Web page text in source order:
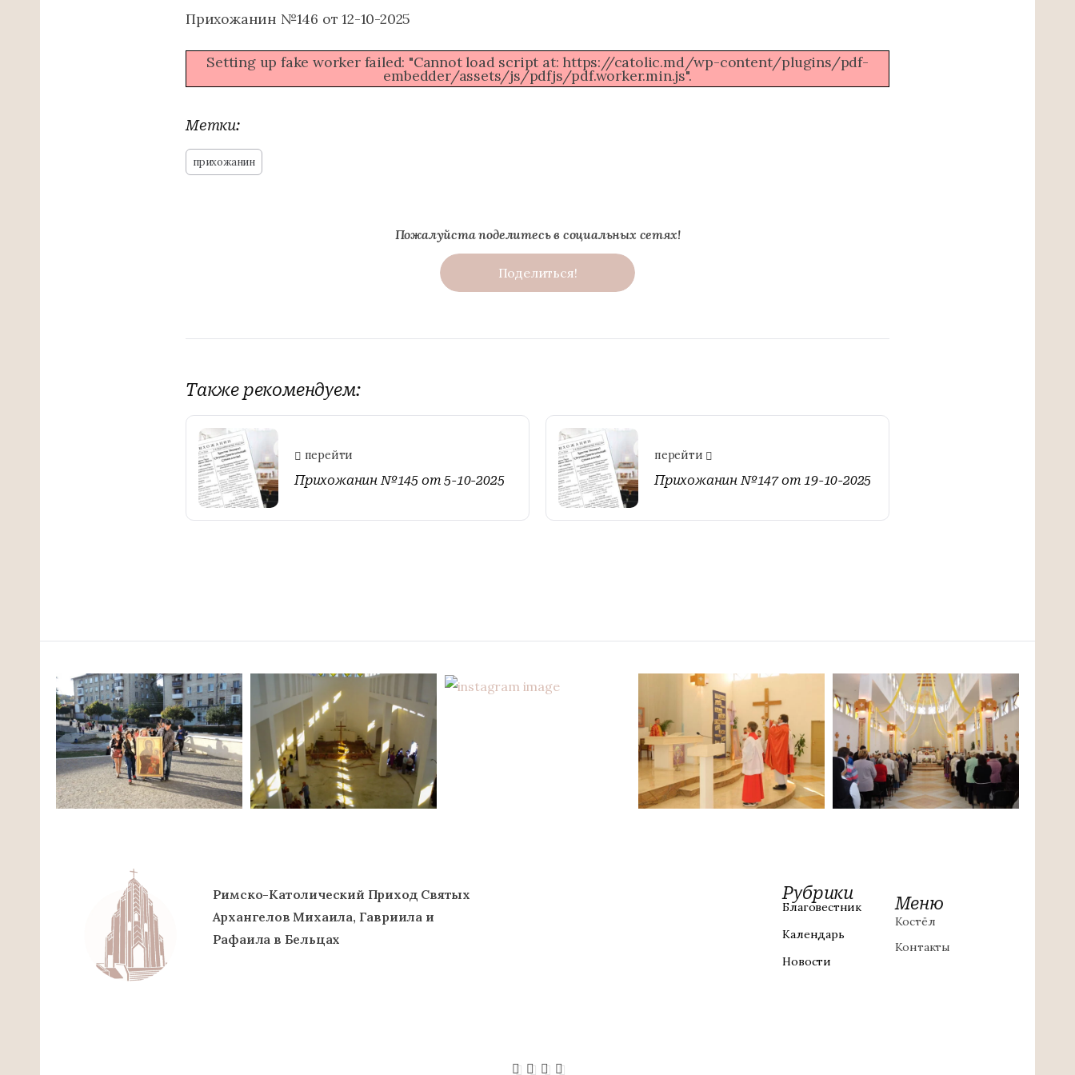
Прихожанин №146 от 12-10-2025
Setting up fake worker failed: "Cannot load script at: https://catolic.md/wp-content/plugins/pdf-
embedder/assets/js/pdfjs/pdf.worker.min.js".
Метки:
прихожанин
Пожалуйста поделитесь в социальных сетях!
Поделиться!
Также рекомендуем:
перейти
Прихожанин №145 от 5-10-2025
перейти
Прихожанин №147 от 19-10-2025
Римско-Католический Приход Святых
Архангелов Михаила, Гавриила и
Рафаила в Бельцах
Рубрики
Благовестник
Календарь
Новости
Меню
Костёл
Контакты